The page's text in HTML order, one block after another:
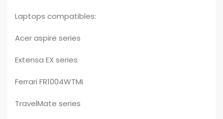
Laptops compatibles:
Acer aspire series
Extensa EX series
Ferrari FR1004WTMi
TravelMate series